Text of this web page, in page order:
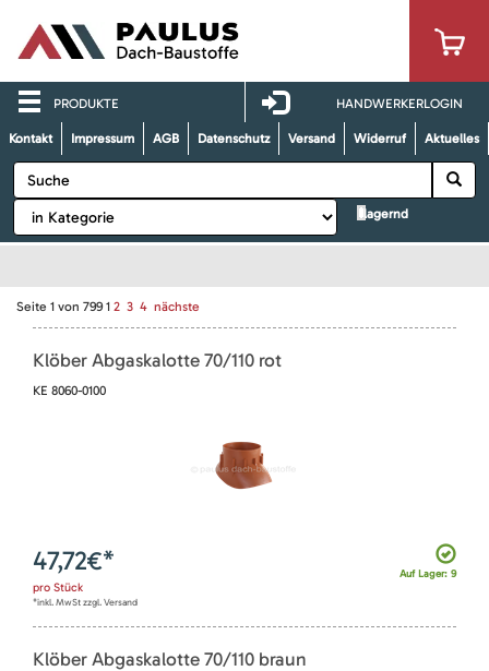
PRODUKTE HANDWERKERLOGIN
Kontakt Impressum AGB Datenschutz Versand Widerruf Aktuelles
lagernd
Seite 1 von 799 1 2 3 4 nächste
Klöber Abgaskalotte 70/110 rot
KE 8060-0100
Auf Lager: 9
47,72€*
pro Stück
*inkl. MwSt zzgl. Versand
Klöber Abgaskalotte 70/110 braun